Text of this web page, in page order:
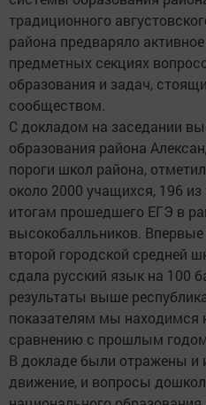
традиционного
района предваряло
предметных секциях
образования и задач,
сообществом.
С докладом на заседании
образования района
пороги школ района,
около 2000 учащихся, 196
итогам прошедшего ЕГЭ в
высокобалльников.
второй городской средней
сдала русский язык на 100
результаты выше
показателям мы находимся
сравнению с прошлым
В докладе были отражены и
движение, и вопросы